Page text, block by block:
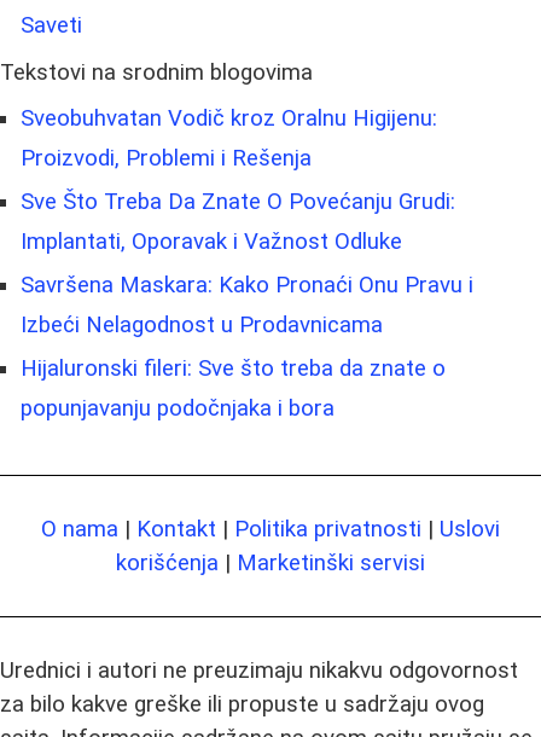
Saveti
Tekstovi na srodnim blogovima
Sveobuhvatan Vodič kroz Oralnu Higijenu:
Proizvodi, Problemi i Rešenja
Sve Što Treba Da Znate O Povećanju Grudi:
Implantati, Oporavak i Važnost Odluke
Savršena Maskara: Kako Pronaći Onu Pravu i
Izbeći Nelagodnost u Prodavnicama
Hijaluronski fileri: Sve što treba da znate o
popunjavanju podočnjaka i bora
O nama | Kontakt | Politika privatnosti | Uslovi
korišćenja | Marketinški servisi
Urednici i autori ne preuzimaju nikakvu odgovornost
za bilo kakve greške ili propuste u sadržaju ovog